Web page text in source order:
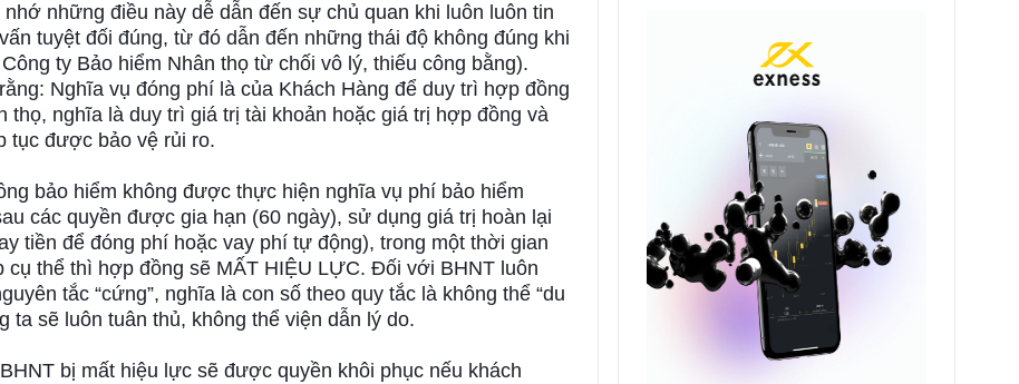
nhớ những điều này dễ dẫn đến sự chủ quan khi luôn luôn tin
tuyệt đối đúng, từ đó dẫn đến những thái độ không đúng khi
ty Bảo hiểm Nhân thọ từ chối vô lý, thiếu công bằng).
Nghĩa vụ đóng phí là của Khách Hàng để duy trì hợp đồng
thọ, nghĩa là duy trì giá trị tài khoản hoặc giá trị hợp đồng và
tục được bảo vệ rủi ro.
bảo hiểm không được thực hiện nghĩa vụ phí bảo hiểm
các quyền được gia hạn (60 ngày), sử dụng giá trị hoàn lại
tiền để đóng phí hoặc vay phí tự động), trong một thời gian
cụ thể thì hợp đồng sẽ MẤT HIỆU LỰC. Đối với BHNT luôn
tắc “cứng”, nghĩa là con số theo quy tắc là không thể “du
ta sẽ luôn tuân thủ, không thể viện dẫn lý do.
bị mất hiệu lực sẽ được quyền khôi phục nếu khách